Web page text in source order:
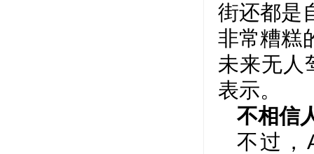
街还都是
非常糟糕
未来无人
表示。
不相信
不过，